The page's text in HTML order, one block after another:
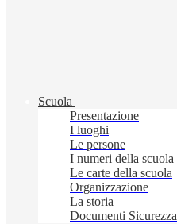
Scuola
Presentazione
I luoghi
Le persone
I numeri della scuola
Le carte della scuola
Organizzazione
La storia
Documenti Sicurezza